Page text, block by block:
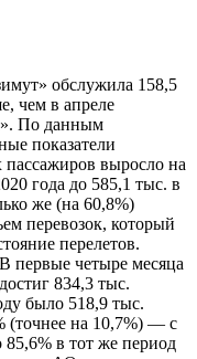
обслужила 158,5
чем в апреле
По данным
показатели
пассажиров выросло на
года до 585,1 тыс. в
же (на 60,8%)
перевозок, который
перелетов.
первые четыре месяца
834,3 тыс.
было 518,9 тыс.
(точнее на 10,7%) — с
85,6% в тот же период